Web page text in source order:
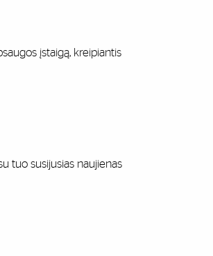
įstaigą, kreipiantis
tuo susijusias naujienas